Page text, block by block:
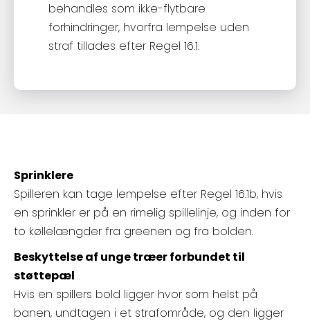
behandles som ikke-flytbare
forhindringer, hvorfra lempelse uden
straf tillades efter Regel 16.1.
Sprinklere
Spilleren kan tage lempelse efter Regel 16.1b, hvis
en sprinkler er på en rimelig spillelinje, og inden for
to køllelængder fra greenen og fra bolden.
Beskyttelse af unge træer forbundet til
støttepæl
Hvis en spillers bold ligger hvor som helst på
banen, undtagen i et strafområde, og den ligger